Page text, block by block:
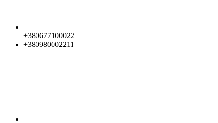
+380677100022
+380980002211